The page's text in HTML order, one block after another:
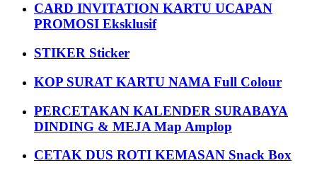
CARD INVITATION KARTU UCAPAN
PROMOSI Eksklusif
STIKER Sticker
KOP SURAT KARTU NAMA Full Colour
PERCETAKAN KALENDER SURABAYA
DINDING & MEJA Map Amplop
CETAK DUS ROTI KEMASAN Snack Box